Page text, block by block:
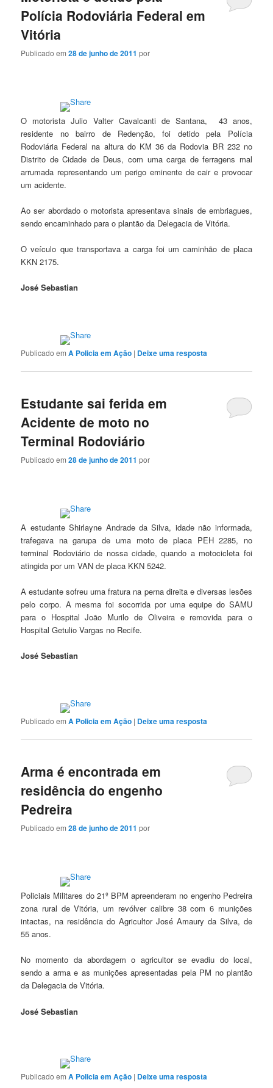
Polícia Rodoviária Federal em
Vitória
Publicado em28 de junho de 2011 por
O motorista Julio Valter Cavalcanti de Santana, 43 anos,
residente no bairro de Redenção, foi detido pela Polícia
Rodoviária Federal na altura do KM 36 da Rodovia BR 232 no
Distrito de Cidade de Deus, com uma carga de ferragens mal
arrumada representando um perigo eminente de cair e provocar
um acidente.
Ao ser abordado o motorista apresentava sinais de embriagues,
sendo encaminhado para o plantão da Delegacia de Vitória.
O veículo que transportava a carga foi um caminhão de placa
KKN 2175.
José Sebastian
Publicado em A Policia em Ação | Deixe uma resposta
Estudante sai ferida em
Acidente de moto no
Terminal Rodoviário
Publicado em28 de junho de 2011 por
A estudante Shirlayne Andrade da Silva, idade não informada,
trafegava na garupa de uma moto de placa PEH 2285, no
terminal Rodoviário de nossa cidade, quando a motocicleta foi
atingida por um VAN de placa KKN 5242.
A estudante sofreu uma fratura na perna direita e diversas lesões
pelo corpo. A mesma foi socorrida por uma equipe do SAMU
para o Hospital João Murilo de Oliveira e removida para o
Hospital Getulio Vargas no Recife.
José Sebastian
Publicado em A Policia em Ação | Deixe uma resposta
Arma é encontrada em
residência do engenho
Pedreira
Publicado em28 de junho de 2011 por
Policiais Militares do 21º BPM apreenderam no engenho Pedreira
zona rural de Vitória, um revólver calibre 38 com 6 munições
intactas, na residência do Agricultor José Amaury da Silva, de
55 anos.
No momento da abordagem o agricultor se evadiu do local,
sendo a arma e as munições apresentadas pela PM no plantão
da Delegacia de Vitória.
José Sebastian
Publicado em A Policia em Ação | Deixe uma resposta